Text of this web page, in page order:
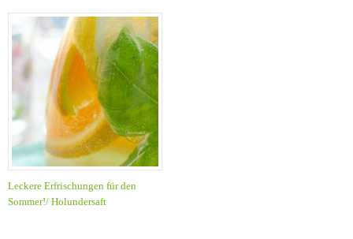
Leckere Erfrischungen für den
Sommer!/ Holundersaft